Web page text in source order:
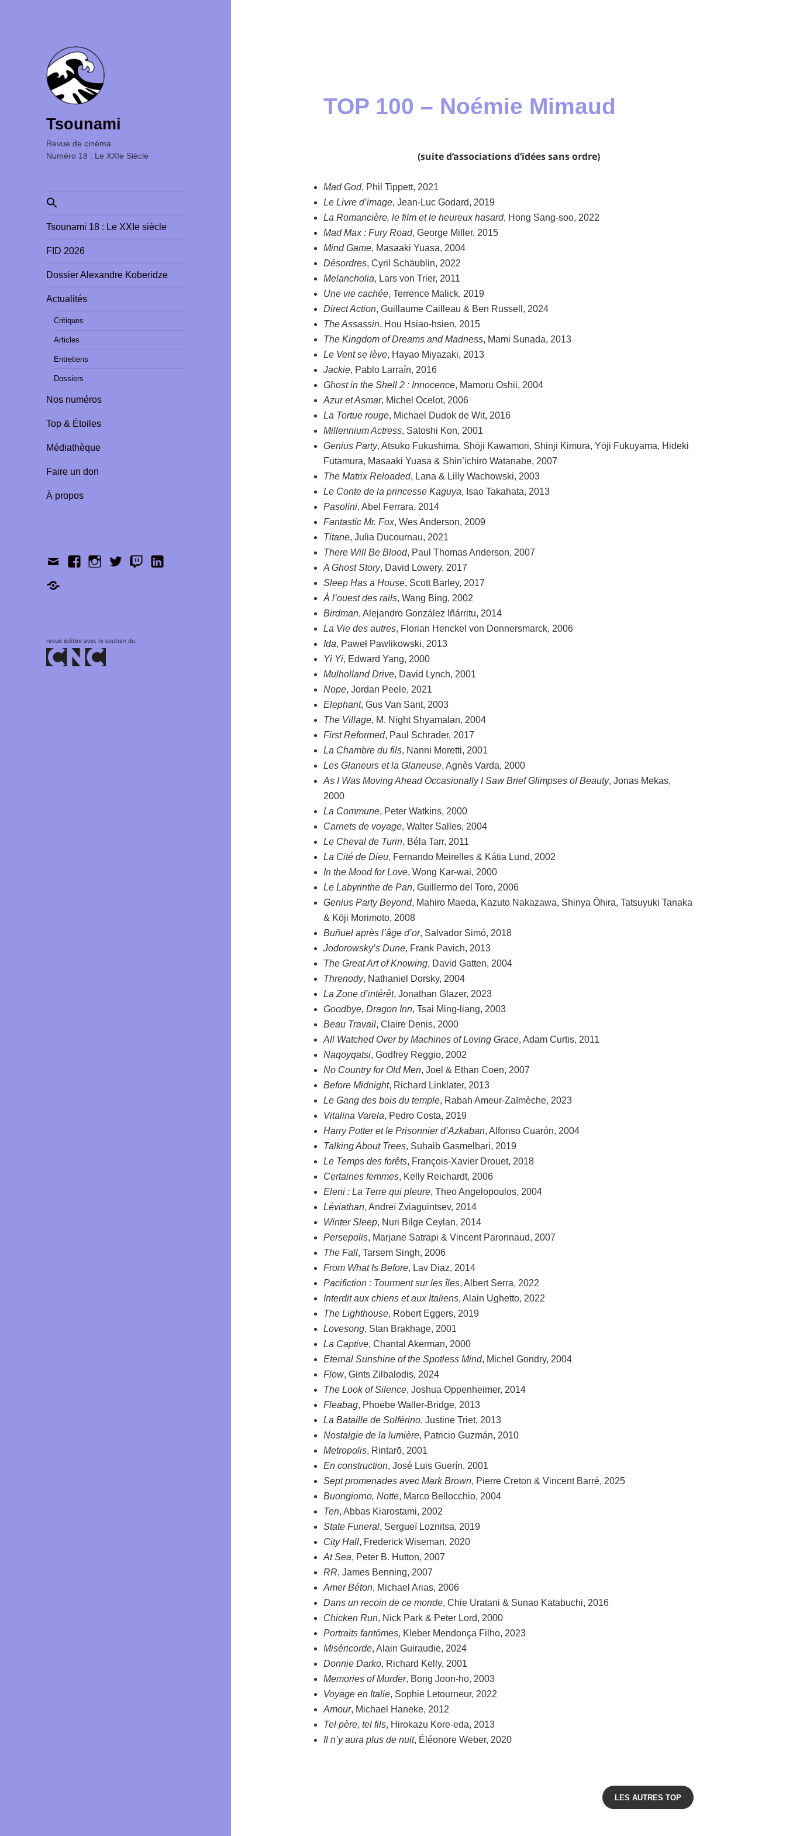
Tsounami
Revue de cinéma ‎ ‎ ‎ ‎ ‎ ‎ ‎ ‎ ‎ ‎ ‎ ‎ ‎ ‎ ‎ ‎ ‎ ‎ ‎ ‎ ‎ ‎ ‎ ‎ ‎ ‎
Numéro 18 : Le XXIe Siècle
Search
for:
Tsounami 18 : Le XXIe siècle
FID 2026
Dossier Alexandre Koberidze
Actualités
Critiques
Articles
Entretiens
Dossiers
Nos numéros
Top & Étoiles
Médiathèque
Faire un don
À propos
ContactFacebookInstagramTwitterTwitchLinkedIn
Shop
revue éditée avec le soutien du
TOP 100 – Noémie Mimaud
(suite d’associations d’idéessans ordre)
Mad God, Phil Tippett, 2021
Le Livre d’image, Jean-Luc Godard, 2019
La Romancière, le film et le heureux hasard, Hong Sang-soo, 2022
Mad Max : Fury Road, George Miller, 2015
Mind Game, Masaaki Yuasa, 2004
Désordres, Cyril Schäublin, 2022
Melancholia, Lars von Trier, 2011
Une vie cachée, Terrence Malick, 2019
Direct Action, Guillaume Cailleau & Ben Russell, 2024
The Assassin, Hou Hsiao-hsien, 2015
The Kingdom of Dreams and Madness, Mami Sunada, 2013
Le Vent se lève, Hayao Miyazaki, 2013
Jackie, Pablo Larraín, 2016
Ghost in the Shell 2 : Innocence, Mamoru Oshii, 2004
Azur et Asmar, Michel Ocelot, 2006
La Tortue rouge, Michael Dudok de Wit, 2016
Millennium Actress, Satoshi Kon, 2001
Genius Party, Atsuko Fukushima, Shōji Kawamori, Shinji Kimura, Yōji Fukuyama, Hideki
Futamura, Masaaki Yuasa & Shin’ichirō Watanabe, 2007
The Matrix Reloaded, Lana & Lilly Wachowski, 2003
Le Conte de la princesse Kaguya, Isao Takahata, 2013
Pasolini, Abel Ferrara, 2014
Fantastic Mr. Fox, Wes Anderson, 2009
Titane, Julia Ducournau, 2021
There Will Be Blood, Paul Thomas Anderson, 2007
A Ghost Story, David Lowery, 2017
Sleep Has a House, Scott Barley, 2017
À l’ouest des rails, Wang Bing, 2002
Birdman, Alejandro González Iñárritu, 2014
La Vie des autres, Florian Henckel von Donnersmarck, 2006
Ida, Paweł Pawlikowski, 2013
Yi Yi, Edward Yang, 2000
Mulholland Drive, David Lynch, 2001
Nope, Jordan Peele, 2021
Elephant, Gus Van Sant, 2003
The Village, M. Night Shyamalan, 2004
First Reformed, Paul Schrader, 2017
La Chambre du fils, Nanni Moretti, 2001
Les Glaneurs et la Glaneuse, Agnès Varda, 2000
As I Was Moving Ahead Occasionally I Saw Brief Glimpses of Beauty, Jonas Mekas,
2000
La Commune, Peter Watkins, 2000
Carnets de voyage, Walter Salles, 2004
Le Cheval de Turin, Béla Tarr, 2011
La Cité de Dieu, Fernando Meirelles & Kátia Lund, 2002
In the Mood for Love, Wong Kar-wai, 2000
Le Labyrinthe de Pan, Guillermo del Toro, 2006
Genius Party Beyond, Mahiro Maeda, Kazuto Nakazawa, Shinya Ōhira, Tatsuyuki Tanaka
& Kōji Morimoto, 2008
Buñuel après l’âge d’or, Salvador Simó, 2018
Jodorowsky’s Dune, Frank Pavich, 2013
The Great Art of Knowing, David Gatten, 2004
Threnody, Nathaniel Dorsky, 2004
La Zone d’intérêt, Jonathan Glazer, 2023
Goodbye, Dragon Inn, Tsai Ming-liang, 2003
Beau Travail, Claire Denis, 2000
All Watched Over by Machines of Loving Grace, Adam Curtis, 2011
Naqoyqatsi, Godfrey Reggio, 2002
No Country for Old Men, Joel & Ethan Coen, 2007
Before Midnight, Richard Linklater, 2013
Le Gang des bois du temple, Rabah Ameur-Zaïmèche, 2023
Vitalina Varela, Pedro Costa, 2019
Harry Potter et le Prisonnier d’Azkaban, Alfonso Cuarón, 2004
Talking About Trees, Suhaib Gasmelbari, 2019
Le Temps des forêts, François-Xavier Drouet, 2018
Certaines femmes, Kelly Reichardt, 2006
Eleni : La Terre qui pleure, Theo Angelopoulos, 2004
Léviathan, Andreï Zviaguintsev, 2014
Winter Sleep, Nuri Bilge Ceylan, 2014
Persepolis, Marjane Satrapi & Vincent Paronnaud, 2007
The Fall, Tarsem Singh, 2006
From What Is Before, Lav Diaz, 2014
Pacifiction : Tourment sur les îles, Albert Serra, 2022
Interdit aux chiens et aux Italiens, Alain Ughetto, 2022
The Lighthouse, Robert Eggers, 2019
Lovesong, Stan Brakhage, 2001
La Captive, Chantal Akerman, 2000
Eternal Sunshine of the Spotless Mind, Michel Gondry, 2004
Flow, Gints Zilbalodis, 2024
The Look of Silence, Joshua Oppenheimer, 2014
Fleabag, Phoebe Waller-Bridge, 2013
La Bataille de Solférino, Justine Triet, 2013
Nostalgie de la lumière, Patricio Guzmán, 2010
Metropolis, Rintarō, 2001
En construction, José Luis Guerín, 2001
Sept promenades avec Mark Brown, Pierre Creton & Vincent Barré, 2025
Buongiorno, Notte, Marco Bellocchio, 2004
Ten, Abbas Kiarostami, 2002
State Funeral, Sergueï Loznitsa, 2019
City Hall, Frederick Wiseman, 2020
At Sea, Peter B. Hutton, 2007
RR, James Benning, 2007
Amer Béton, Michael Arias, 2006
Dans un recoin de ce monde, Chie Uratani & Sunao Katabuchi, 2016
Chicken Run, Nick Park & Peter Lord, 2000
Portraits fantômes, Kleber Mendonça Filho, 2023
Miséricorde, Alain Guiraudie, 2024
Donnie Darko, Richard Kelly, 2001
Memories of Murder, Bong Joon-ho, 2003
Voyage en Italie, Sophie Letourneur, 2022
Amour, Michael Haneke, 2012
Tel père, tel fils, Hirokazu Kore-eda, 2013
Il n’y aura plus de nuit, Éléonore Weber, 2020
LES AUTRES TOP